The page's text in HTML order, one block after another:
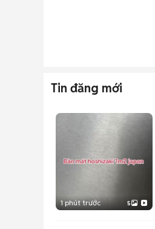
Tin đăng mới
1 phút trước 5